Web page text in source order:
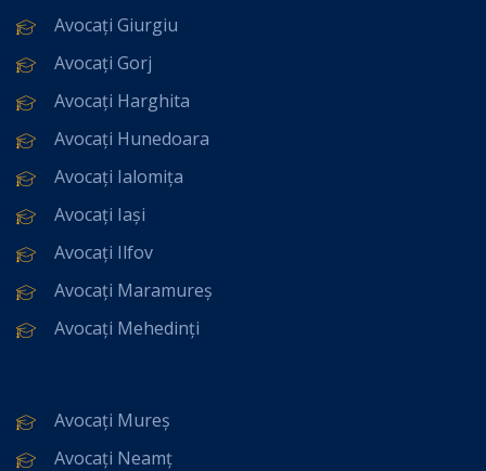
Avocați Giurgiu
Avocați Gorj
Avocați Harghita
Avocați Hunedoara
Avocați Ialomița
Avocați Iași
Avocați Ilfov
Avocați Maramureș
Avocați Mehedinți
Avocați Mureș
Avocați Neamț